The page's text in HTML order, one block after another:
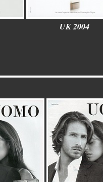
UK 2004